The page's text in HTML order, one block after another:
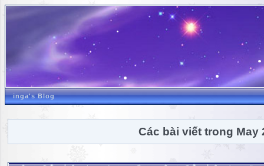
inga's Blog
Các bài viết trong May